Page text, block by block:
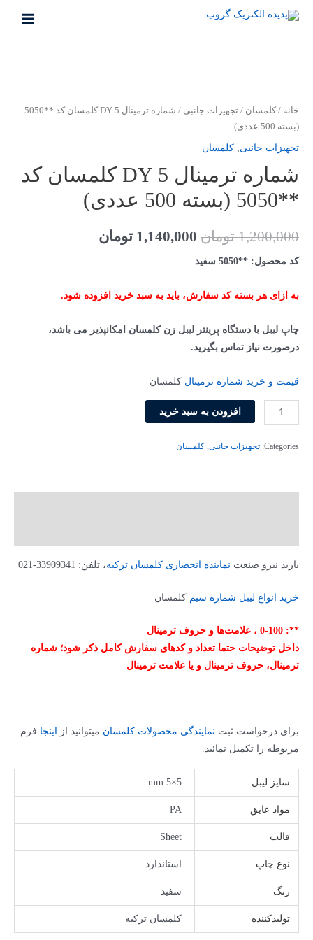
پرش
خانه / کلمسان / تجهیزات جانبی
/ شماره ترمینال DY 5 کلمسان کد **5050
(بسته 500 عددی)
تجهیزات جانبی, کلمسان
شماره ترمینال DY 5 کلمسان کد
**5050 (بسته 500 عددی)
1,200,000 تومان قیمت
اصلی
1,200,000 تومان
1,140,000 تومان
کد محصول: **5050 سفید
به ازای هر بسته کد سفارش، باید به سبد خرید افزوده شود.
چاپ لیبل با دستگاه پرینتر لیبل زن کلمسان امکانپذیر می باشد،
درصورت نیاز تماس بگیرید.
قیمت و خرید شماره ترمینال کلمسان
شماره
ترمینال
DY
کد
500
عددی)
افزودن به سبد خرید
Categories: تجهیزات جانبی, کلمسان
باربد نیرو صنعت نماینده انحصاری کلمسان ترکیه، تلفن: 33909341-021
خرید انواع لیبل شماره سیم کلمسان
**: 0-100 ، علامت‌ها و حروف ترمینال
داخل توضیحات حتما تعداد و کدهای سفارش کامل ذکر شود؛ شماره
ترمینال، حروف ترمینال و یا علامت ترمینال
برای درخواست ثبت نمایندگی محصولات کلمسان میتوانید از اینجا فرم
مربوطه را تکمیل نمائید.
سایز لیبل 5×5 mm
مواد عایق PA
قالب Sheet
نوع چاپ استاندارد
رنگ سفید
تولیدکننده کلمسان ترکیه